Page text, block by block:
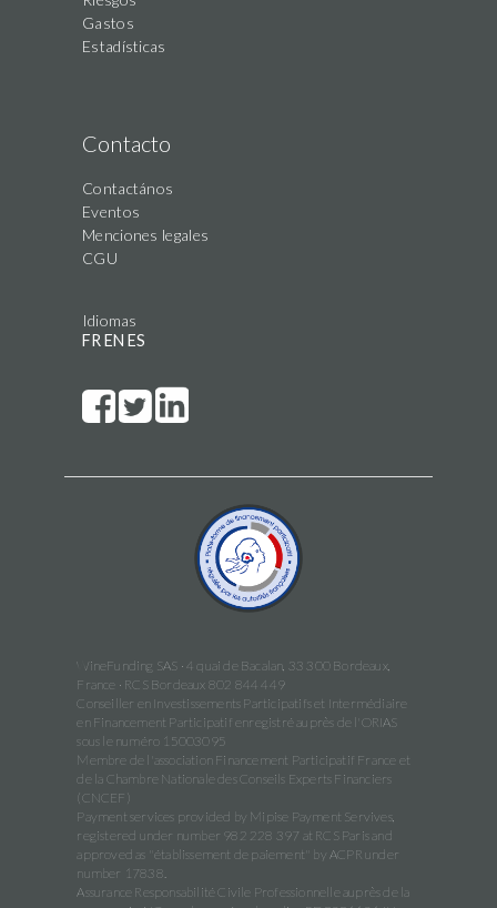
Gastos
Estadísticas
Contacto
Contactános
Eventos
Menciones legales
CGU
Idiomas
FR EN ES
WineFunding SAS · 4 quai de Bacalan, 33 300 Bordeaux,
France · RCS Bordeaux 802 844 449
Conseiller en Investissements Participatifs et Intermédiaire
en Financement Participatif enregistré auprès de l'ORIAS
sous le numéro 15003095
Membre de l'association Financement Participatif France et
de la Chambre Nationale des Conseils Experts Financiers
(CNCEF)
Payment services provided by Mipise Payment Servives,
registered under number 982 228 397 at RCS Paris and
approved as "établissement de paiement" by ACPR under
number 17838.
Assurance Responsabilité Civile Professionnelle auprès de la